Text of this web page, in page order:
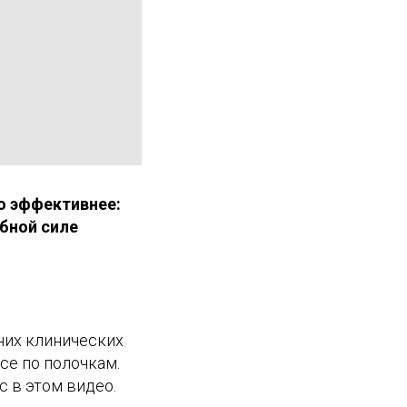
эффективнее:
силе
клинических
по полочкам.
в этом видео.